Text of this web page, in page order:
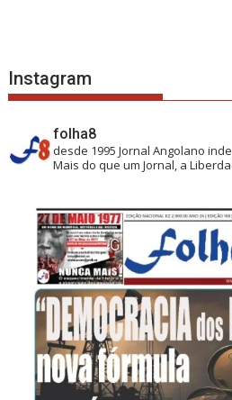
Instagram
folha8
desde 1995 Jornal Angolano
Mais do que um Jornal, a